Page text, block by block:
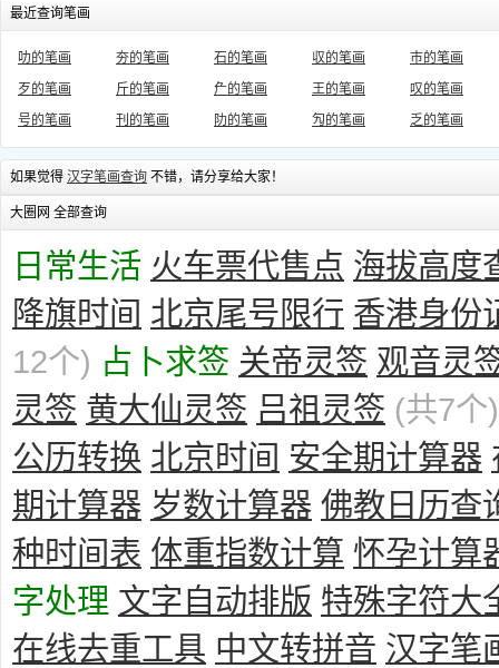
最近查询笔画
叻的笔画 夯的笔画 石的笔画 収的笔画
巿的笔画
歹的笔画
斤的笔画 厃的笔画 王的笔画
叹的笔画
号的笔画
刊的笔画 阞的笔画 勼的笔画 乏的笔画
如果觉得 汉字笔画查询 不错，请分享给大家！
大圈网 全部查询
日常生活 火车票代售点 海拔高度
降旗时间 北京尾号限行 香港身份
12个) 占卜求签 关帝灵签 观音灵
灵签 黄大仙灵签 吕祖灵签 (共7个)
公历转换 北京时间 安全期计算器
期计算器 岁数计算器 佛教日历查
种时间表 体重指数计算 怀孕计算
字处理 文字自动排版 特殊字符大
在线去重工具 中文转拼音 汉字笔